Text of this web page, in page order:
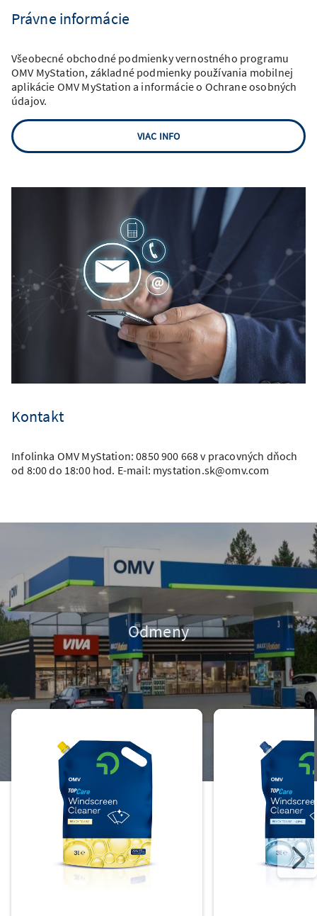
Odmeny
Právne informácie
Všeobecné obchodné podmienky vernostného programu
OMV MyStation, základné podmienky používania mobilnej
aplikácie OMV MyStation a informácie o Ochrane osobných
údajov.
VIAC INFO
Kontakt
Infolinka OMV MyStation: 0850 900 668 v pracovných dňoch
od 8:00 do 18:00 hod. E-mail: mystation.sk@omv.com